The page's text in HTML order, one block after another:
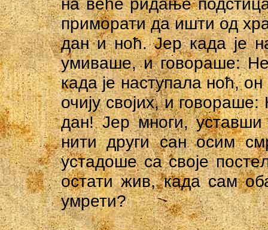
приморати да ишти од
дан и ноћ. Јер када је
умиваше, и говораше:
када је наступала ноћ,
очију својих, и
дан! Јер многи,
нити други сан осим
устадоше са своје
остати жив, када сам
умрети?